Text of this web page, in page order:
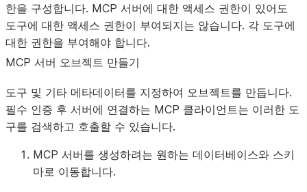
한을 구성합니다. MCP 서버에 대한 액세스 권한이 있어도
도구에 대한 액세스 권한이 부여되지는 않습니다. 각 도구에
대한 권한을 부여해야 합니다.
MCP 서버 오브젝트 만들기
도구 및 기타 메타데이터를 지정하여 오브젝트를 만듭니다.
필수 인증 후 서버에 연결하는 MCP 클라이언트는 이러한 도
구를 검색하고 호출할 수 있습니다.
MCP 서버를 생성하려는 원하는 데이터베이스와 스키
마로 이동합니다.